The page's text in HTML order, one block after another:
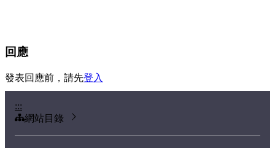
回應
發表回應前，請先登入
:::
網站目錄